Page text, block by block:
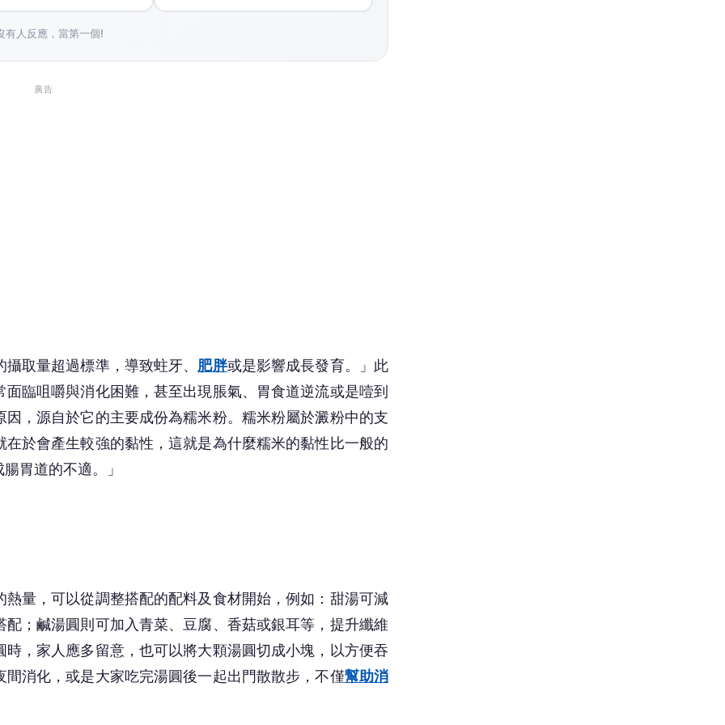
有人反應，當第一個!
廣告
取量超過標準，導致蛀牙、 肥胖或是影響成長發育。」此
臨咀嚼與消化困難，甚至出現脹氣、胃食道逆流或是噎到
，源自於它的主要成份為糯米粉。糯米粉屬於澱粉中的支
於會產生較強的黏性，這就是為什麼糯米的黏性比一般的
胃道的不適。」
量，可以從調整搭配的配料及食材開始，例如：甜湯可減
；鹹湯圓則可加入青菜、豆腐、香菇或銀耳等，提升纖維
，家人應多留意，也可以將大顆湯圓切成小塊，以方便吞
消化，或是大家吃完湯圓後一起出門散散步，不僅幫助消